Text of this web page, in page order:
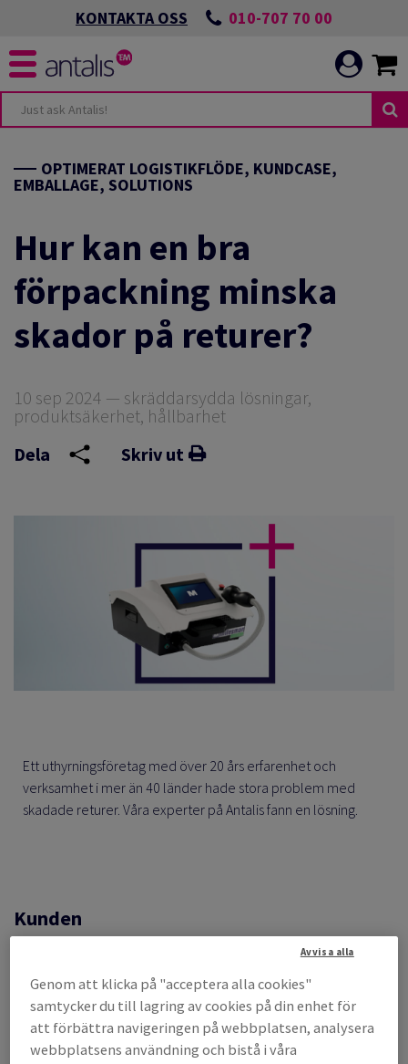
KONTAKTA OSS 010-707 70 00
OPTIMERAT LOGISTIKFLÖDE, KUNDCASE,
EMBALLAGE, SOLUTIONS
Hur kan en bra
förpackning minska
skador på returer?
10 sep 2024 — skräddarsydda lösningar,
produktsäkerhet, hållbarhet
Dela
Skriv ut
Ett uthyrningsföretag med över 20 års erfarenhet och
verksamhet i mer än 40 länder hade stora problem med
skadade returer. Våra experter på Antalis fann en lösning.
Kunden
Milesman, en ledande tillverkare och leverantör av
kompakta diodlasrar för permanent hårborttagning, har
över 20 års erfarenhet och är verksam i mer än 40 länder. De
tillhandahåller utrustning till slutkunder, oftast genom
uthyrning eller leasing.
Genom att klicka på "acceptera alla cookies"
samtycker du till lagring av cookies på din enhet för
att förbättra navigeringen på webbplatsen, analysera
webbplatsens användning och bistå i våra
Avvisa alla